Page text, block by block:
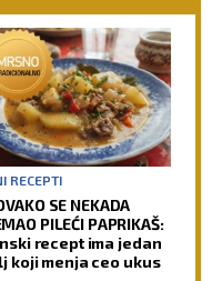
RECEPTI
SE NEKADA
PILEĆI PAPRIKAŠ:
recept ima jedan
koji menja ceo ukus